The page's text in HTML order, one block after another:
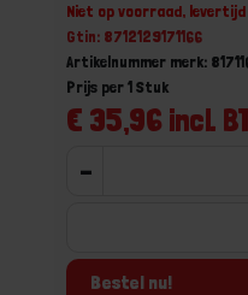
Niet op voorraad,
Gtin: 8712129171166
Artikelnummer merk:
€ 35,96 incl.
Prijs per 1 Stuk
-
Bestel nu!